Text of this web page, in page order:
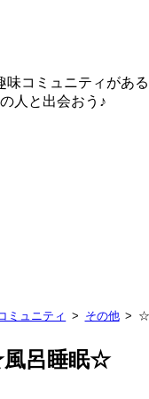
コミュニティがある
人と出会おう♪
ミュニティ その他 ☆
呂睡眠☆